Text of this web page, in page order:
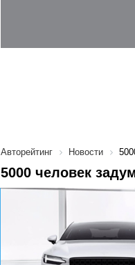
Авторейтинг Новости
5000 человек